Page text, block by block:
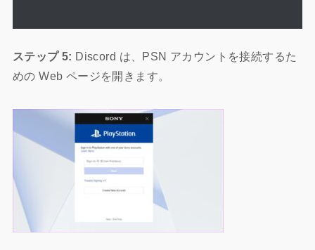
ステップ 5: Discord は、PSN アカウントを接続するた
めの Web ページを開きます。